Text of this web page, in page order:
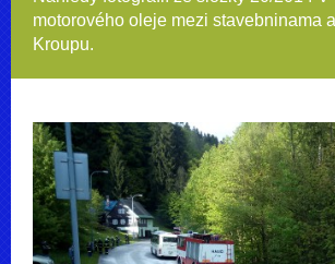
motorového oleje mezi stavebninama
Kroupu.